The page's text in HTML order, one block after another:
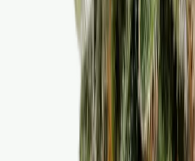
Cannabis Karte